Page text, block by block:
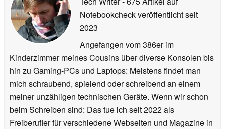
Notebookcheck veröffentlichtseit
2023
Angefangen vom 386er im
Kinderzimmer meines Cousins über diverse Konsolen bis
hin zu Gaming-PCs und Laptops: Meistens findet man
mich schraubend, spielend oder schreibend an einem
meiner unzähligen technischen Geräte. Wenn wir schon
beim Schreiben sind: Das tue ich seit 2022 als
Freiberufler für verschiedene Webseiten und Magazine in